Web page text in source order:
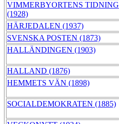
VIMMERBYORTENS TIDNING
(1928)
HÄRJEDALEN (1937)
SVENSKA POSTEN (1873)
HALLÄNDINGEN (1903)
HALLAND (1876)
HEMMETS VÄN (1898)
SOCIALDEMOKRATEN (1885)